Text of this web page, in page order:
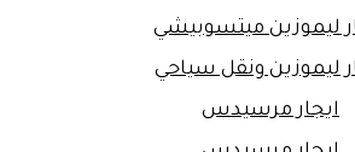
ليموزين ميتسوبيشي
ليموزين ونقل سياحي
ايجار مرسيدس